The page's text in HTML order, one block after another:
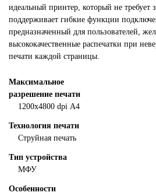
идеальный принтер, который не требует
поддерживает гибкие функции
предназначенный для пользователей,
высококачественные распечатки при
печати каждой страницы.
Максимальное
разрешение печати
1200х4800 dpi А4
Технология печати
Струйная печать
Тип устройства
МФУ
Особенности